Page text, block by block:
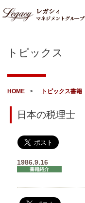
レガシィ
マネジメントグループ
トピックス
HOME トピックス書籍
日本の税理士
1986.9.16
書籍紹介